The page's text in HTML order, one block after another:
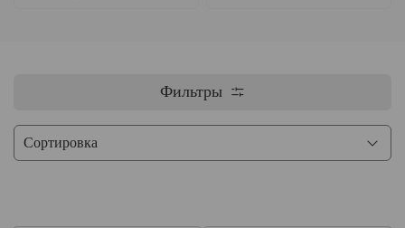
Фильтры